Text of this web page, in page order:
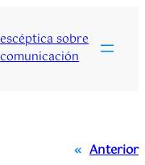
sobre
« Anterior